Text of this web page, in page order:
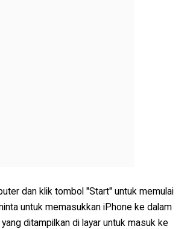
dan klik tombol "Start" untuk memulai
untuk memasukkan iPhone ke dalam
ditampilkan di layar untuk masuk ke